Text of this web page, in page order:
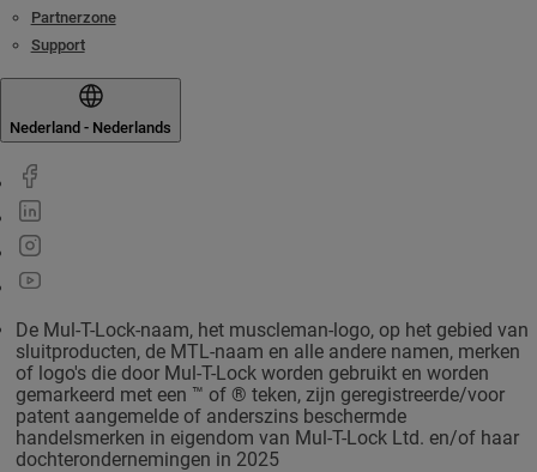
Partnerzone
Support
Nederland - Nederlands
De Mul-T-Lock-naam, het muscleman-logo, op het gebied van
sluitproducten, de MTL-naam en alle andere namen, merken
of logo's die door Mul-T-Lock worden gebruikt en worden
gemarkeerd met een ™ of ® teken, zijn geregistreerde/voor
patent aangemelde of anderszins beschermde
handelsmerken in eigendom van Mul-T-Lock Ltd. en/of haar
dochterondernemingen in 2025